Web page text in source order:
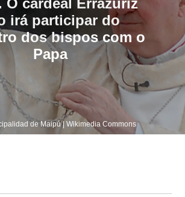
irá participar do
dos bispos com o
Papa
de Maipú | Wikimedia Commons